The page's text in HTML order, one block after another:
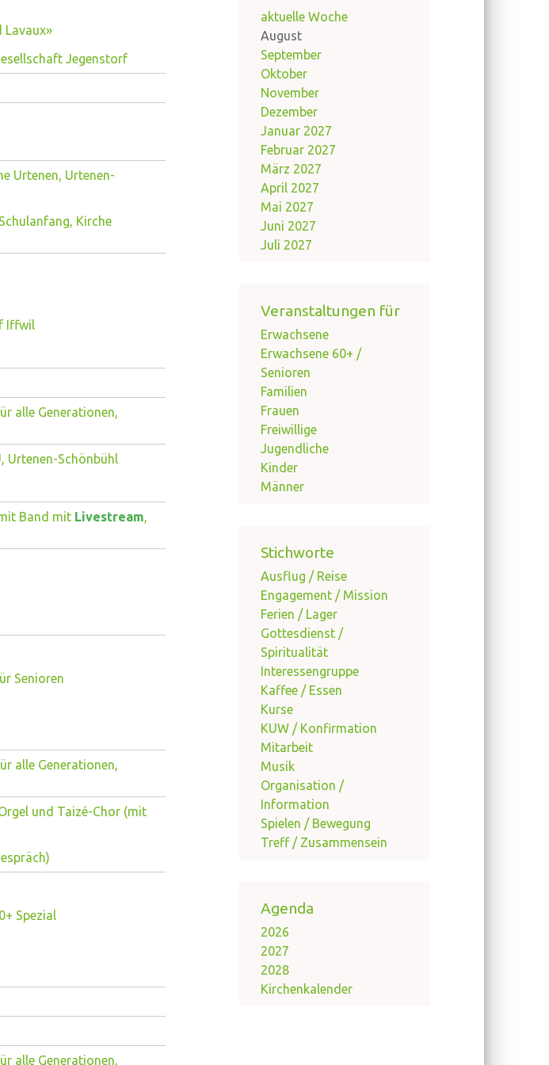
aktuelle Woche
August
September
Oktober
November
Dezember
Januar 2027
Februar 2027
März 2027
April 2027
Mai 2027
Juni 2027
Juli 2027
Veranstaltungen für
Erwachsene
Erwachsene 60+ /
Senioren
Familien
Frauen
Freiwillige
Jugendliche
Kinder
Männer
Stichworte
Ausflug / Reise
Engagement / Mission
Ferien / Lager
Gottesdienst /
Spiritualität
Interessengruppe
Kaffee / Essen
Kurse
KUW / Konfirmation
Mitarbeit
Musik
Organisation /
Information
Spielen / Bewegung
Treff / Zusammensein
Agenda
2026
2027
2028
Kirchenkalender
Lavaux»
Jegenstorf
Urtenen, Urtenen-
Kirche
Iffwil
alle Generationen,
Urtenen-Schönbühl
Band mit Livestream,
Senioren
alle Generationen,
und Taizé-Chor (mit
Spezial
alle Generationen,